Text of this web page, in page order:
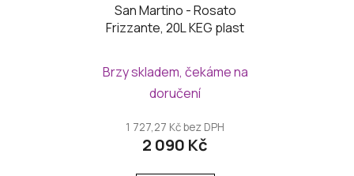
San Martino - Rosato
Frizzante, 20L KEG plast
Brzy skladem, čekáme na
doručení
1 727,27 Kč bez DPH
2 090 Kč